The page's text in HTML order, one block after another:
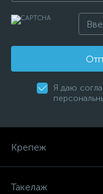
Я даю
Крепеж
Такелаж